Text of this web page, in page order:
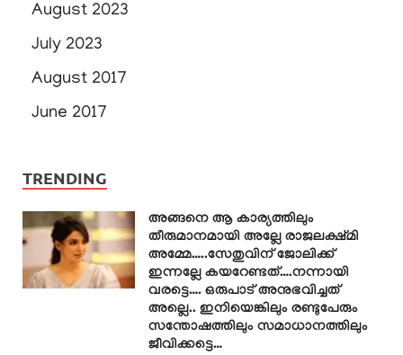
August 2023
July 2023
August 2017
June 2017
TRENDING
അങ്ങനെ ആ കാര്യത്തിലും
തീരുമാനമായി അല്ലേ രാജലക്ഷ്മി
അമ്മേ…..സേതുവിന് ജോലിക്ക്
ഇന്നല്ലേ കയറേണ്ടത്….നന്നായി
വരട്ടെ…. ഒരുപാട് അനുഭവിച്ചത്
അല്ലെ.. ഇനിയെങ്കിലും രണ്ടുപേരും
സന്തോഷത്തിലും സമാധാനത്തിലും
ജീവിക്കട്ടെ…